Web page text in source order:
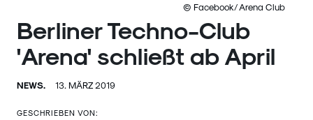
© Facebook/ Arena Club
Berliner Techno-Club
'Arena' schließt ab April
NEWS. 13. MÄRZ 2019
GESCHRIEBEN VON: